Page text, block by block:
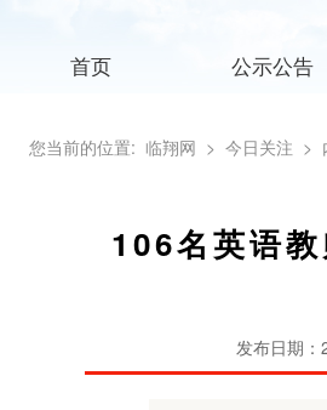
首页 公示公告
您当前的位置: 临翔网 > 今日关注 >
106名英语
发布日期